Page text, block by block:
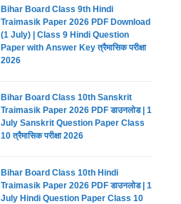
Bihar Board Class 9th Hindi
Traimasik Paper 2026 PDF Download
(1 July) | Class 9 Hindi Question
Paper with Answer Key त्रैमासिक परीक्षा
2026
Bihar Board Class 10th Sanskrit
Traimasik Paper 2026 PDF डाउनलोड | 1
July Sanskrit Question Paper Class
10 त्रैमासिक परीक्षा 2026
Bihar Board Class 10th Hindi
Traimasik Paper 2026 PDF डाउनलोड | 1
July Hindi Question Paper Class 10